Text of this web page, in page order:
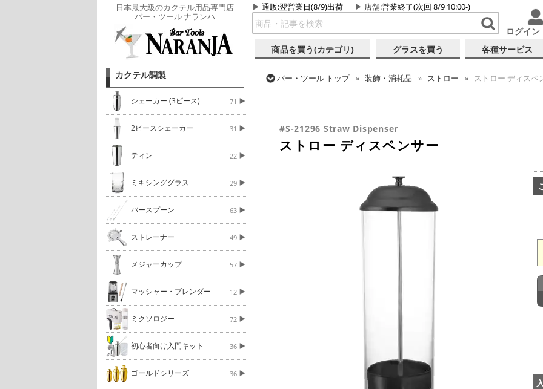
日本最大級のカクテル用品専門店
バー・ツール ナランハ
通販:翌営業日(8/9)出荷 店舗:営業終了(次回 8/9 10:00-)
ログイン
商品を買う(カテゴリ) グラスを買う 各種サービス
カクテル調製
シェーカー (3ピース) 71
2ピースシェーカー 31
ティン 22
ミキシンググラス 29
バースプーン 63
ストレーナー 49
メジャーカップ 57
マッシャー・ブレンダー 12
ミクソロジー 72
初心者向け入門キット 36
ゴールドシリーズ 36
バー・ツール トップ 装飾・消耗品 ストロー
ストロー ディスペ
#S-21296 Straw Dispenser
ストロー ディスペンサー